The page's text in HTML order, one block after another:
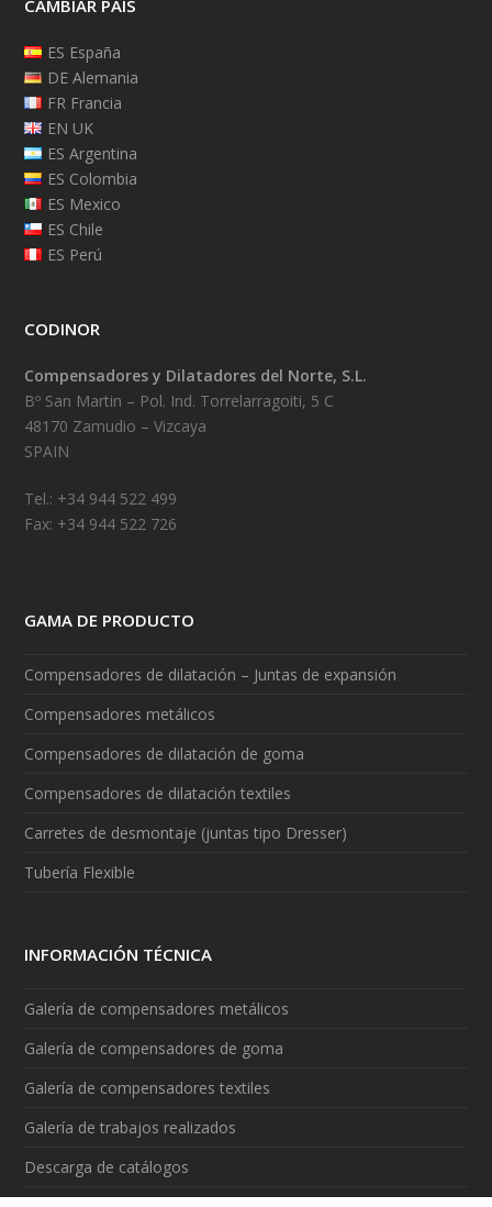
CAMBIAR PAÍS
ES España
DE Alemania
FR Francia
EN UK
ES Argentina
ES Colombia
ES Mexico
ES Chile
ES Perú
CODINOR
Compensadores y Dilatadores del Norte, S.L.
Bº San Martin – Pol. Ind. Torrelarragoiti, 5 C
48170 Zamudio – Vizcaya
SPAIN
Tel.: +34 944 522 499
Fax: +34 944 522 726
GAMA DE PRODUCTO
Compensadores de dilatación – Juntas de expansión
Compensadores metálicos
Compensadores de dilatación de goma
Compensadores de dilatación textiles
Carretes de desmontaje (juntas tipo Dresser)
Tubería Flexible
INFORMACIÓN TÉCNICA
Galería de compensadores metálicos
Galería de compensadores de goma
Galería de compensadores textiles
Galería de trabajos realizados
Descarga de catálogos